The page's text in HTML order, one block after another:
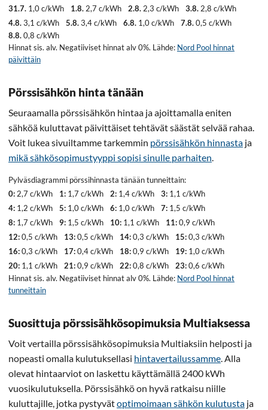
31.7. 1,0 c/kWh 1.8. 2,7 c/kWh 2.8. 2,3 c/kWh 3.8. 2,8 c/kWh
4.8.3,1 c/kWh 5.8.3,4 c/kWh 6.8. 1,0 c/kWh 7.8.0,5 c/kWh
8.8.0,8 c/kWh
Hinnat sis. alv. Negatiiviset hinnat alv 0%. Lähde: Nord Pool hinnat
päivittäin
Pörssisähkön hinta tänään
Seuraamalla pörssisähkön hintaa ja ajoittamalla eniten
sähköä kuluttavat päivittäiset tehtävät säästät selvää rahaa.
Voit lukea sivuiltamme tarkemmin pörssisähkön hinnasta ja
mikä sähkösopimustyyppi sopisi sinulle parhaiten
Pylväsdiagrammi pörssihinnasta tänään tunneittain:
0: 2,7 c/kWh 1: 1,7 c/kWh 2: 1,4 c/kWh 3: 1,1 c/kWh
4: 1,2 c/kWh 5: 1,0 c/kWh 6: 1,0 c/kWh 7: 1,5 c/kWh
8: 1,7 c/kWh 9: 1,5 c/kWh 10: 1,1 c/kWh 11:0,9 c/kWh
12:0,5 c/kWh 13:0,5 c/kWh 14:0,3 c/kWh 15:0,3 c/kWh
16:0,3 c/kWh 17:0,4 c/kWh 18:0,9 c/kWh 19: 1,0 c/kWh
20: 1,1 c/kWh 21:0,9 c/kWh 22:0,8 c/kWh 23:0,6 c/kWh
Hinnat sis. alv. Negatiiviset hinnat alv 0%. Lähde: Nord Pool hinnat
tunneittain
Suosittuja pörssisähkösopimuksia Multiaksessa
Voit vertailla pörssisähkösopimuksia Multiaksiin helposti ja
nopeasti omalla kulutuksellasi hintavertailussamme . Alla
olevat hintaarviot on laskettu käyttämällä 2400 kWh
vuosikulutuksella. Pörssisähkö on hyvä ratkaisu niille
kuluttajille, jotka pystyvätoptimoimaan sähkön kulutusta ja